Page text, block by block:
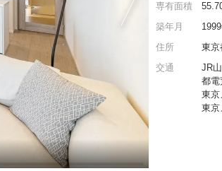
専有面積
築年月
住所
東京
交通
JR
都電
東京
東京